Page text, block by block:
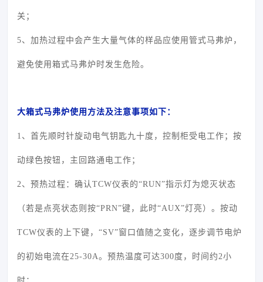
关；
5、加热过程中会产生大量气体的样品应使用管式马弗炉，
避免使用箱式马弗炉时发生危险。
大箱式马弗炉使用方法及注意事项如下：
1、首先顺时针旋动电气钥匙九十度，控制柜受电工作；按
动绿色按钮，主回路通电工作；
2、预热过程：确认TCW仪表的“RUN”指示灯为熄灭状态
（若是点亮状态则按“PRN”键，此时“AUX”灯亮）。按动
TCW仪表的上下键，“SV”窗口值随之变化，逐步调节电炉
的初始电流在25-30A。预热温度可达300度，时间约2小